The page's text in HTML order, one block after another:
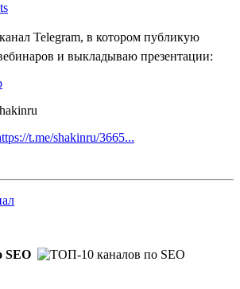
Telegram, в котором публикую
и выкладываю презентации:
t.me/shakinru/3665...
SEO